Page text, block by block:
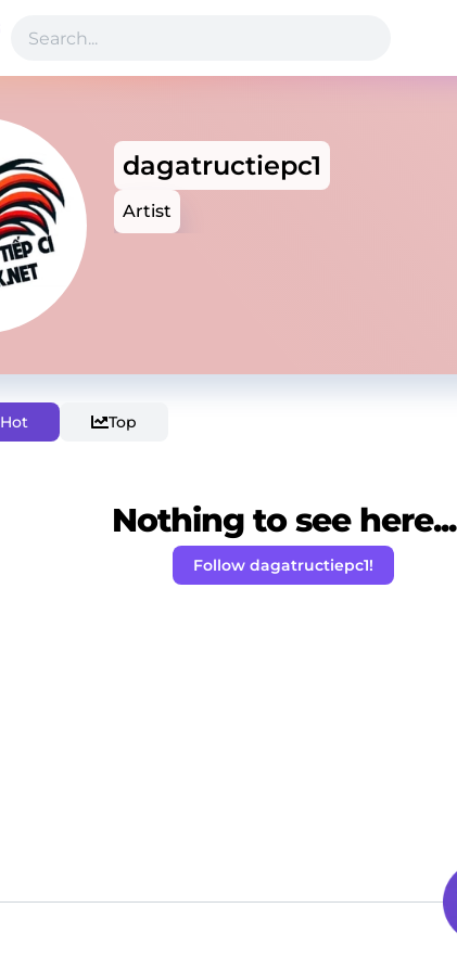
dagatructiepc1
Artist
Hot Top
Nothing to see here...
Follow dagatructiepc1!